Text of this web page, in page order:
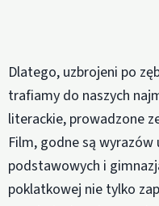
Dlatego, uzbrojeni po
trafiamy do naszych
literackie, prowadzone
Film, godne są wyrazów
podstawowych i
poklatkowej nie tylko